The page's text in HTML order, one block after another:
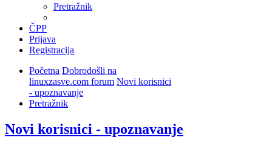
Pretražnik
ČPP
Prijava
Registracija
Početna Dobrodošli na
linuxzasve.com forum Novi korisnici
- upoznavanje
Pretražnik
Novi korisnici - upoznavanje